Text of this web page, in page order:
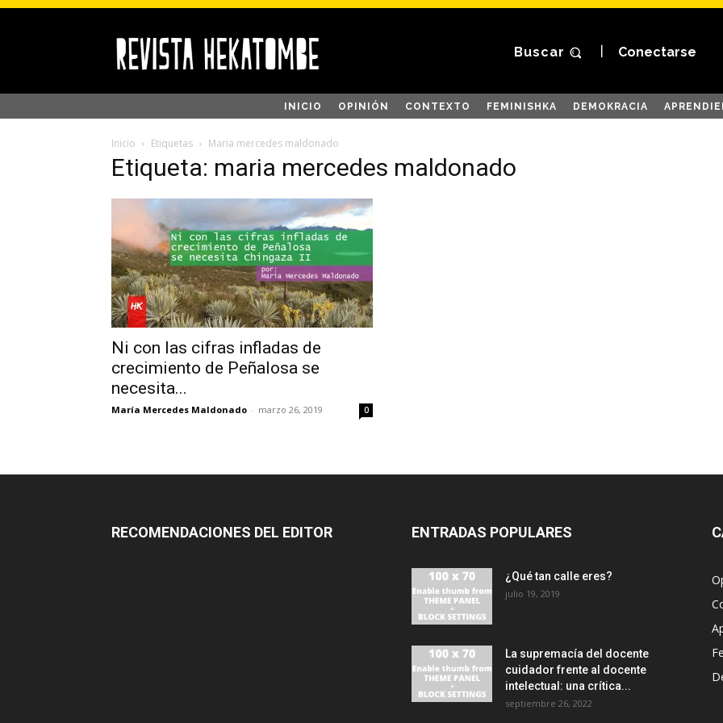
Buscar Conectarse
INICIO OPINIÓN CONTEXTO FEMINISHKA DEMOKRACIA
Inicio Etiquetas Maria mercedes maldonado
Etiqueta: maria mercedes maldonado
Ni con las cifras infladas de
crecimiento de Peñalosa se
necesita...
María Mercedes Maldonado - marzo 26, 2019 0
RECOMENDACIONES DEL EDITOR ENTRADAS POPULARES
¿Qué tan calle eres?
julio 19, 2019
La supremacía del docente
cuidador frente al docente
intelectual: una crítica...
septiembre 26, 2022